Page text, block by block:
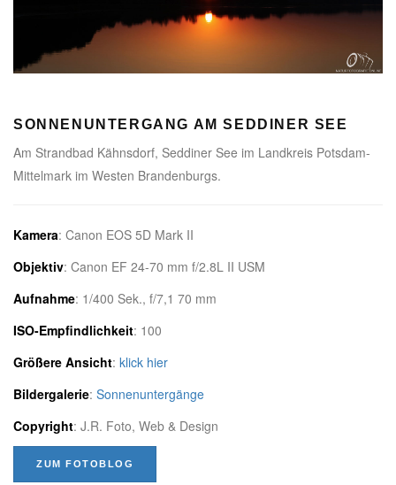
SONNENUNTERGANG AM SEDDINER SEE
Am Strandbad Kähnsdorf, Seddiner See im Landkreis Potsdam-
Mittelmark im Westen Brandenburgs.
Kamera: Canon EOS 5D Mark II
Objektiv: Canon EF 24-70 mm f/2.8L II USM
Aufnahme: 1/400 Sek., f/7,1 70 mm
ISO-Empfindlichkeit: 100
Größere Ansicht: klick hier
Bildergalerie: Sonnenuntergänge
Copyright: J.R. Foto, Web & Design
ZUM FOTOBLOG